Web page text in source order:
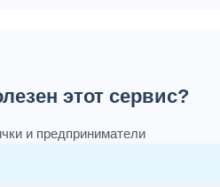
этот сервис?
и предприниматели